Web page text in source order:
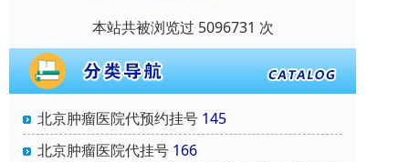
本站共被浏览过 5096731 次
北京肿瘤医院代预约挂号 145
北京肿瘤医院代挂号 166